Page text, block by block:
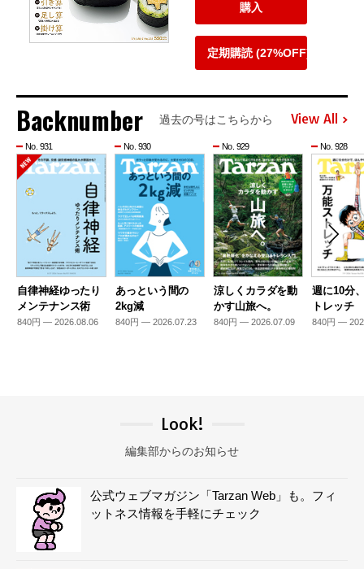
購入
定期購読 (27%OFF)
Backnumber 過去の号はこちらから View All
No. 931
自律神経ゆったり
メンテナンス術
840円 — 2026.08.06
No. 930
あっという間の
2kg減
840円 — 2026.07.23
No. 929
涼しくカラダを動
かす山旅へ。
840円 — 2026.07.09
No. 928
週に10分
トレッチ
840円 —
Look!
編集部からのお知らせ
公式ウェブマガジン「Tarzan Web」も。フィ
ットネス情報を手軽にチェック